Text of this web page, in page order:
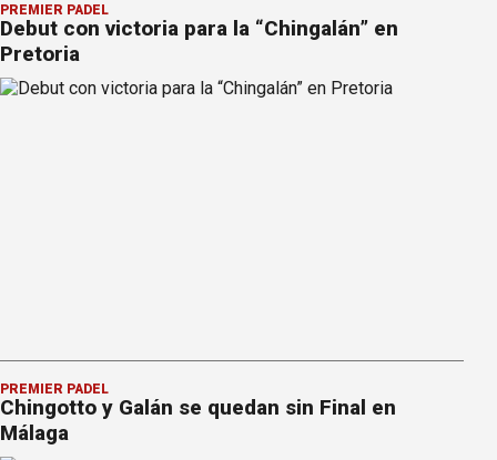
PREMIER PÁDEL
Debut con victoria para la “Chingalán” en
Pretoria
PREMIER PÁDEL
Chingotto y Galán se quedan sin Final en
Málaga